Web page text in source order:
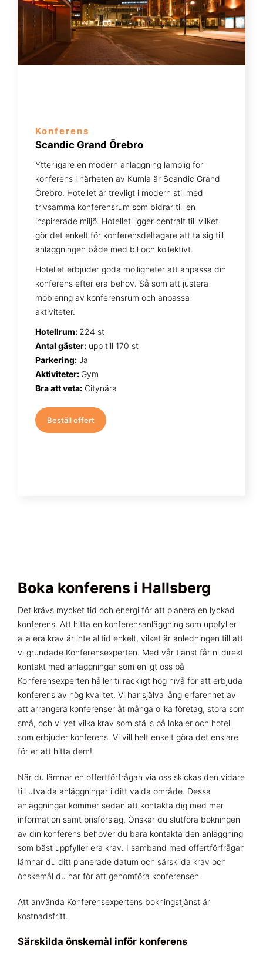
Konferens
Scandic Grand Örebro
Ytterligare en modern anläggning lämplig för
konferens i närheten av Kumla är Scandic Grand
Örebro. Hotellet är trevligt i modern stil med
trivsamma konferensrum som bidrar till en
inspirerade miljö. Hotellet ligger centralt till vilket
gör det enkelt för konferensdeltagare att ta sig till
anläggningen både med bil och kollektivt.
Hotellet erbjuder goda möjligheter att anpassa din
konferens efter era behov. Så som att justera
möblering av konferensrum och anpassa
aktiviteter.
Hotellrum: 224 st
Antal gäster: upp till 170 st
Parkering: Ja
Aktiviteter: Gym
Bra att veta: Citynära
Beställ offert
Boka konferens i Hallsberg
Det krävs mycket tid och energi för att planera en lyckad
konferens. Att hitta en konferensanläggning som uppfyller
alla era krav är inte alltid enkelt, vilket är anledningen till att
vi grundade Konferensexperten. Med vår tjänst får ni direkt
kontakt med anläggningar som enligt oss på
Konferensexperten håller tillräckligt hög nivå för att erbjuda
konferens av hög kvalitet. Vi har själva lång erfarenhet av
att arrangera konferenser åt många olika företag, stora som
små, och vi vet vilka krav som ställs på lokaler och hotell
som erbjuder konferens. Vi vill helt enkelt göra det enklare
för er att hitta dem!
När du lämnar en offertförfrågan via oss skickas den vidare
till utvalda anläggningar i ditt valda område. Dessa
anläggningar kommer sedan att kontakta dig med mer
information samt prisförslag. Önskar du slutföra bokningen
av din konferens behöver du bara kontakta den anläggning
som bäst uppfyller era krav. I samband med offertförfrågan
lämnar du ditt planerade datum och särskilda krav och
önskemål du har för att genomföra konferensen.
Att använda Konferensexpertens bokningstjänst är
kostnadsfritt.
Särskilda önskemål inför konferens